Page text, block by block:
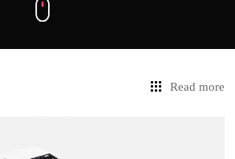
Read more